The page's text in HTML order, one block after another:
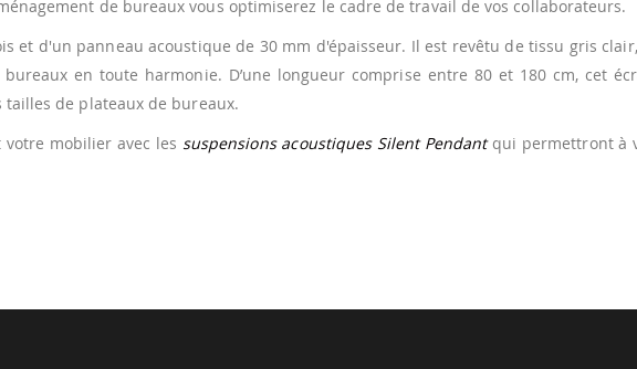
de bureaux vous optimiserez le cadre de travail de vos collaborateurs.
et d'un panneau acoustique de 30 mm d'épaisseur. Il est revêtu de tissu gris
en toute harmonie. D’une longueur comprise entre 80 et 180 cm, cet
de plateaux de bureaux.
mobilier avec les suspensions acoustiques Silent Pendantqui permettront à